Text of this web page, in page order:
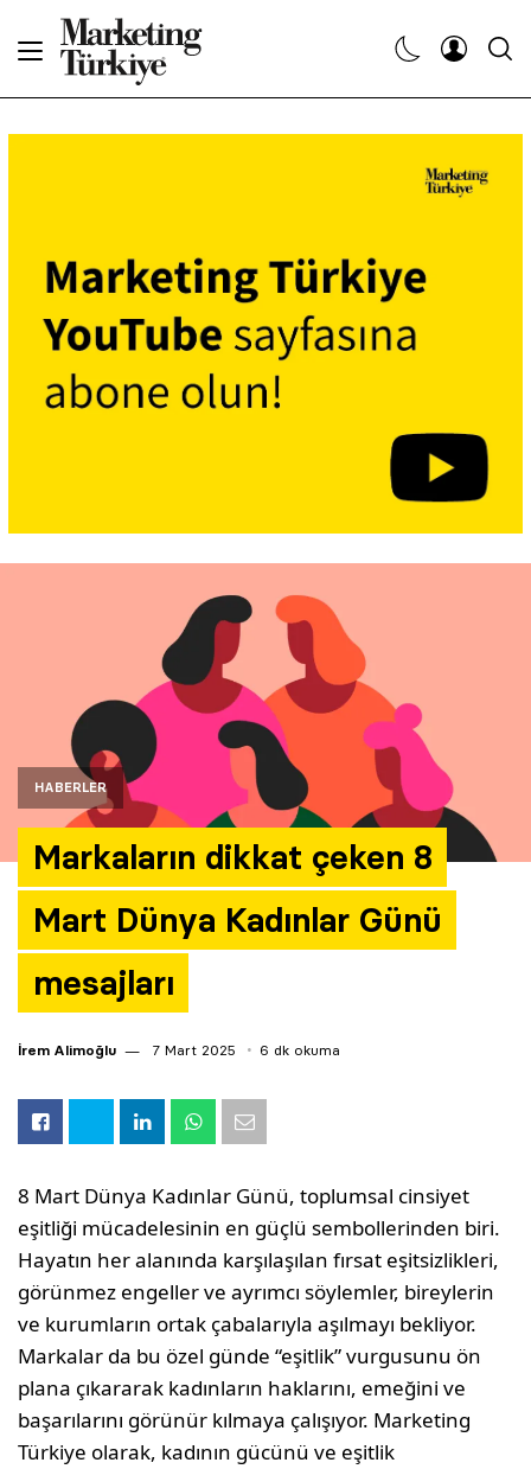
HABERLER
Markaların dikkat çeken 8
Mart Dünya Kadınlar Günü
mesajları
İrem Alimoğlu 7 Mart 2025 6 dk okuma
8 Mart Dünya Kadınlar Günü, toplumsal cinsiyet
eşitliği mücadelesinin en güçlü sembollerinden biri.
Hayatın her alanında karşılaşılan fırsat eşitsizlikleri,
görünmez engeller ve ayrımcı söylemler, bireylerin
ve kurumların ortak çabalarıyla aşılmayı bekliyor.
Markalar da bu özel günde “eşitlik” vurgusunu ön
plana çıkararak kadınların haklarını, emeğini ve
başarılarını görünür kılmaya çalışıyor. Marketing
Türkiye olarak, kadının gücünü ve eşitlik
Dergiler
Etkinlikler